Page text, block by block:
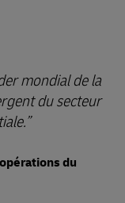
mondial de la
du secteur
du